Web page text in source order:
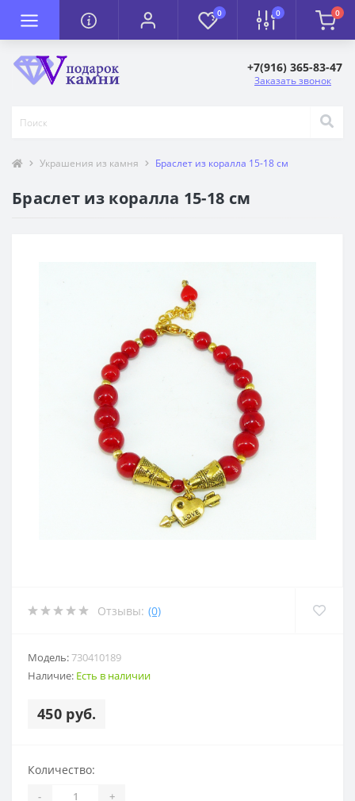
0 0 0
+7(916) 365-83-47
Заказать звонок
Украшения из камня Браслет из коралла 15-18 см
Браслет из коралла 15-18 см
Отзывы: (0)
Модель:730410189
Наличие: Есть в наличии
450 руб.
Количество:
- +